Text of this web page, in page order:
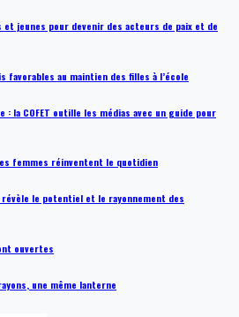
et jeunes pour devenir des acteurs de paix et de
favorables au maintien des filles à l’école
la COFET outille les médias avec un guide pour
femmes réinventent le quotidien
révèle le potentiel et le rayonnement des
ouvertes
une même lanterne